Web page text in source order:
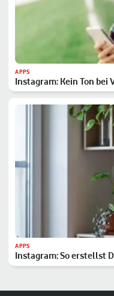
APPS
Instagram: Kein Ton bei
APPS
Instagram: So erstellst